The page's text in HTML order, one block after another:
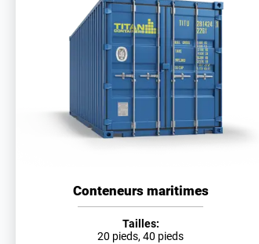
Conteneurs maritimes
Tailles:
20 pieds, 40 pieds